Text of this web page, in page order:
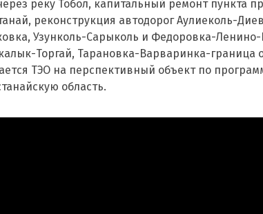
реку Тобол, капитальный ремонт пункта
реконструкция автодорог Аулиеколь-
Узунколь-Сарыколь и Федоровка-
Торгай, Тарановка-Варваринка-граница
ТЭО на перспективный объект по
область.